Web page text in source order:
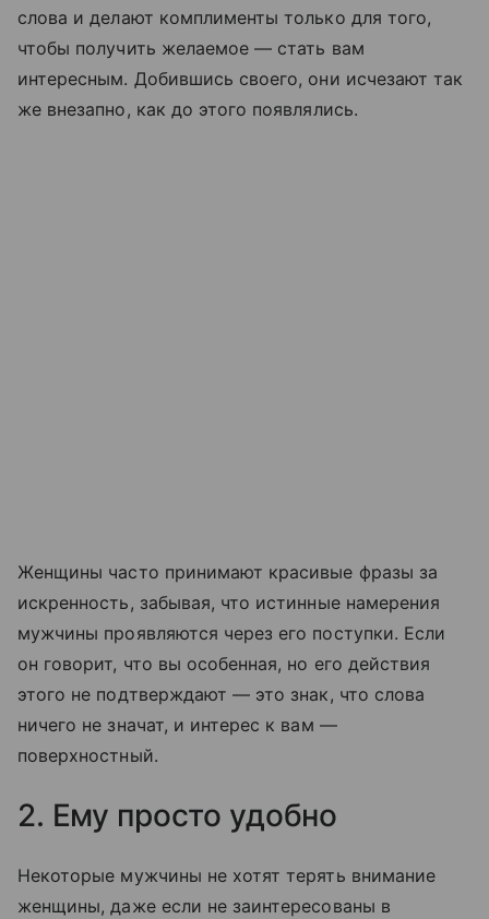
слова и делают комплименты только для того,
чтобы получить желаемое — стать вам
интересным. Добившись своего, они исчезают так
же внезапно, как до этого появлялись.
Женщины часто принимают красивые фразы за
искренность, забывая, что истинные намерения
мужчины проявляются через его поступки. Если
он говорит, что вы особенная, но его действия
этого не подтверждают — это знак, что слова
ничего не значат, и интерес к вам —
поверхностный.
2. Ему просто удобно
Некоторые мужчины не хотят терять внимание
женщины, даже если не заинтересованы в